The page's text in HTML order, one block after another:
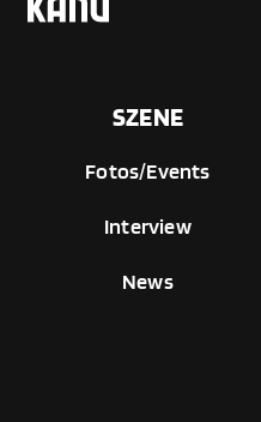
SZENE
Fotos/Events
Interview
News